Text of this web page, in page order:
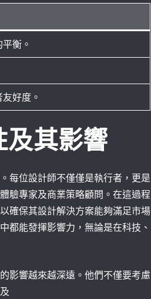
衡。
好度。
及其影響
每位設計師不僅僅是執行者，更是
驗專家及商業策略顧問。在這過程
以確保其設計解決方案能夠滿足市場
都能發揮影響力，無論是在科技、
影響越來越深遠。他們不僅要考慮
及